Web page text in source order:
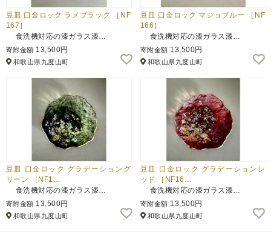
豆皿 口金ロック ラメブラック ［NF
167］
食洗機対応の漆ガラス漆…
寄附金額 13,500円
和歌山県九度山町
豆皿 口金ロック マジョブルー ［NF
166］
食洗機対応の漆ガラス漆…
寄附金額 13,500円
和歌山県九度山町
豆皿 口金ロック グラデーショング
リーン ［NF1…
食洗機対応の漆ガラス漆…
寄附金額 13,500円
和歌山県九度山町
豆皿 口金ロック グラデーションレ
ッド ［NF16…
食洗機対応の漆ガラス漆…
寄附金額 13,500円
和歌山県九度山町